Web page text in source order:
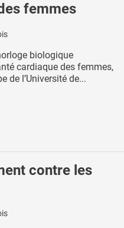
femmes
biologique
cardiaque des femmes,
de l’Université de...
contre les